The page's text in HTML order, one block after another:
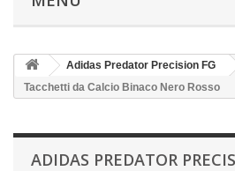
Adidas Predator Precision FG
Tacchetti da Calcio Binaco Nero Rosso
ADIDAS PREDATOR